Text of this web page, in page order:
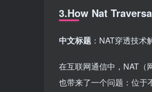
3.How Nat
中文标题 ：NAT穿透技术
在互联网通信中，NAT（
也带来了一个问题：位于